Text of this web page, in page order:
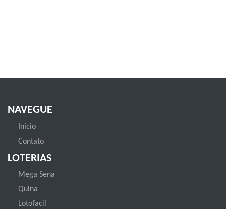
NAVEGUE
Inicio
Contato
LOTERIAS
Mega Sena
Quina
Lotofacil